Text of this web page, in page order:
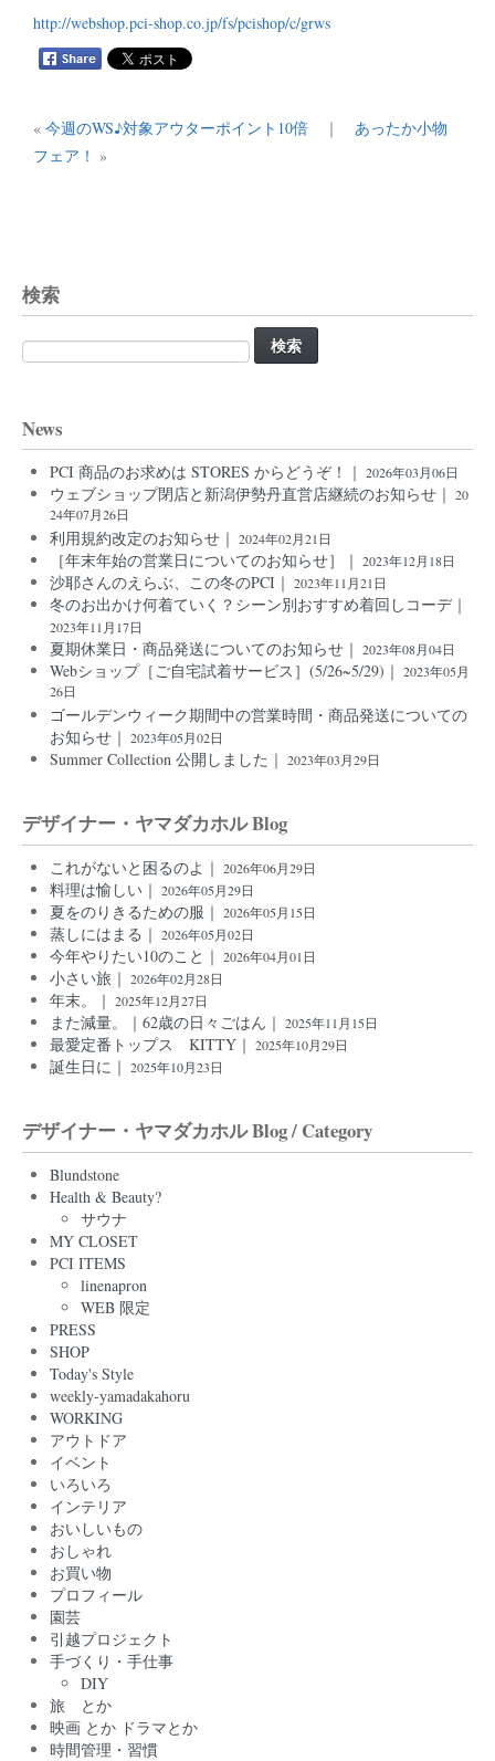
http://webshop.pci-shop.co.jp/fs/pcishop/c/grws
« 今週のWS♪対象アウターポイント10倍 ｜ あったか小物
フェア！ »
検索
検
索:
News
PCI 商品のお求めは STORES からどうぞ！｜ 2026年03月06日
ウェブショップ閉店と新潟伊勢丹直営店継続のお知らせ｜ 20
24年07月26日
利用規約改定のお知らせ｜ 2024年02月21日
［年末年始の営業日についてのお知らせ］｜ 2023年12月18日
沙耶さんのえらぶ、この冬のPCI｜ 2023年11月21日
冬のお出かけ何着ていく？シーン別おすすめ着回しコーデ｜
2023年11月17日
夏期休業日・商品発送についてのお知らせ｜ 2023年08月04日
Webショップ［ご自宅試着サービス］(5/26~5/29)｜ 2023年05月
26日
ゴールデンウィーク期間中の営業時間・商品発送についての
お知らせ｜ 2023年05月02日
Summer Collection 公開しました｜ 2023年03月29日
デザイナー・ヤマダカホル Blog
これがないと困るのよ｜ 2026年06月29日
料理は愉しい｜ 2026年05月29日
夏をのりきるための服｜ 2026年05月15日
蒸しにはまる｜ 2026年05月02日
今年やりたい10のこと｜ 2026年04月01日
小さい旅｜ 2026年02月28日
年末。｜ 2025年12月27日
また減量。｜62歳の日々ごはん｜ 2025年11月15日
最愛定番トップス KITTY｜ 2025年10月29日
誕生日に｜ 2025年10月23日
デザイナー・ヤマダカホル Blog / Category
Blundstone
Health & Beauty?
サウナ
MY CLOSET
PCI ITEMS
linenapron
WEB 限定
PRESS
SHOP
Today's Style
weekly-yamadakahoru
WORKING
アウトドア
イベント
いろいろ
インテリア
おいしいもの
おしゃれ
お買い物
プロフィール
園芸
引越プロジェクト
手づくり・手仕事
DIY
旅 とか
映画 とか ドラマとか
時間管理・習慣